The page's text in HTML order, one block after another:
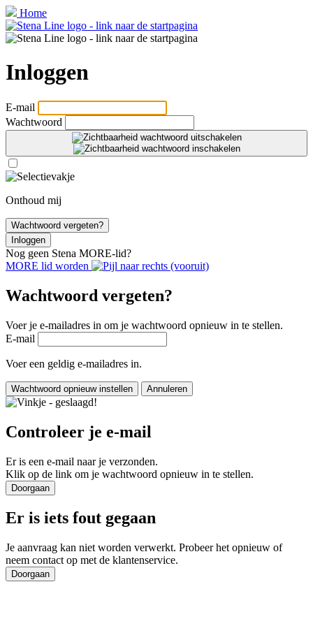
Home
Inloggen
E‑mail
Wachtwoord
Onthoud mij
Wachtwoord vergeten?
Inloggen
Nog geen Stena MORE-lid?
MORE lid worden
Wachtwoord vergeten?
Voer je e‑mailadres in om je wachtwoord opnieuw in te stellen.
E‑mail
Voer een geldig e‑mailadres in.
Wachtwoord opnieuw instellen Annuleren
Controleer je e‑mail
Er is een e‑mail naar je verzonden.
Klik op de link om je wachtwoord opnieuw in te stellen.
Doorgaan
Er is iets fout gegaan
Je aanvraag kan niet worden verwerkt. Probeer het opnieuw of
neem contact op met de klantenservice.
Doorgaan